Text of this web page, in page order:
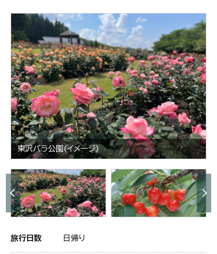
東沢バラ公園(イメージ)
旅行日数 日帰り